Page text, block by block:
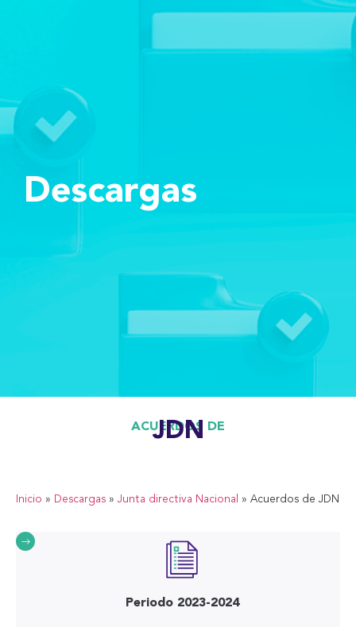
Descargas
ACUERDOS DE
JDN
Inicio » Descargas » Junta directiva Nacional » Acuerdos de JDN
Periodo 2023-2024